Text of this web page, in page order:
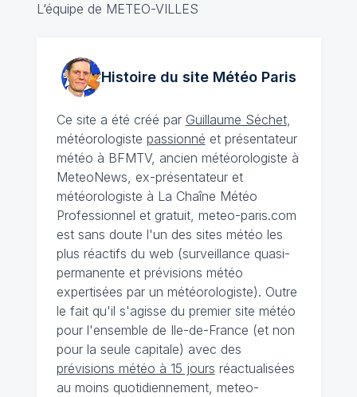
L‘équipe de METEO-VILLES
Histoire du site MétéoParis
Ce site a été créé par Guillaume Séchet,
météorologiste passionné et présentateur
météo à BFMTV, ancien météorologiste à
MeteoNews, ex-présentateur et
météorologiste à La Chaîne Météo
Professionnel et gratuit, meteo-paris.com
est sans doute l'un des sites météo les
plus réactifs du web (surveillance quasi-
permanente et prévisions météo
expertisées par un météorologiste). Outre
le fait qu'il s'agisse du premier site météo
pour l'ensemble de Ile-de-France (et non
pour la seule capitale) avec des
prévisions météo à 15 jours réactualisées
au moins quotidiennement, meteo-